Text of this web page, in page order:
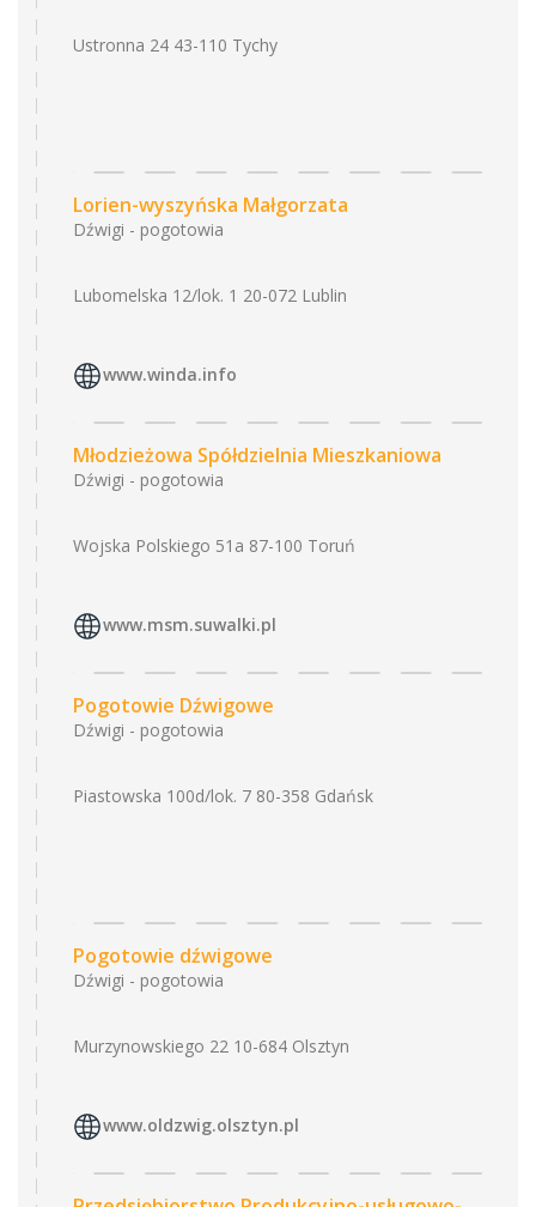
Ustronna 24 43-110 Tychy
Lorien-wyszyńska Małgorzata
Dźwigi - pogotowia
Lubomelska 12/lok. 1 20-072 Lublin
www.winda.info
Młodzieżowa Spółdzielnia Mieszkaniowa
Dźwigi - pogotowia
Wojska Polskiego 51a 87-100 Toruń
www.msm.suwalki.pl
Pogotowie Dźwigowe
Dźwigi - pogotowia
Piastowska 100d/lok. 7 80-358 Gdańsk
Pogotowie dźwigowe
Dźwigi - pogotowia
Murzynowskiego 22 10-684 Olsztyn
www.oldzwig.olsztyn.pl